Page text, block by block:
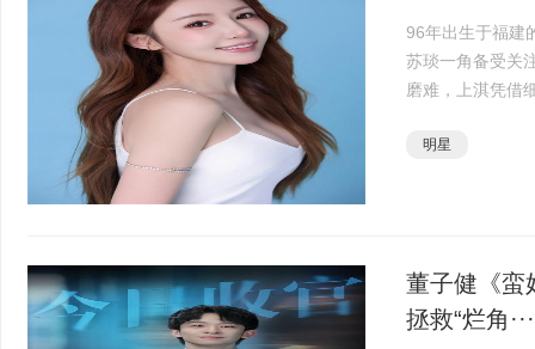
96年出生于福建
苏琰一角备受关
磨难，上淇凭借
淇起初是红毯而
明星
董子健《蛮
拯救“烂角···